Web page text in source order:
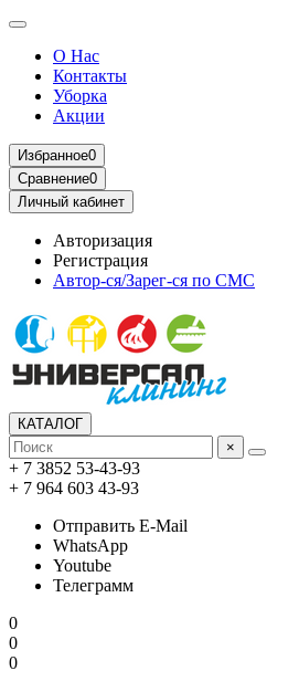
О Нас
Контакты
Уборка
Акции
Избранное0
Сравнение0
Личный кабинет
Авторизация
Регистрация
Автор-ся/Зарег-ся по СМС
КАТАЛОГ
×
+ 7 3852 53-43-93
+ 7 964 603 43-93
Отправить E-Mail
WhatsApp
Youtube
Телеграмм
0
0
0